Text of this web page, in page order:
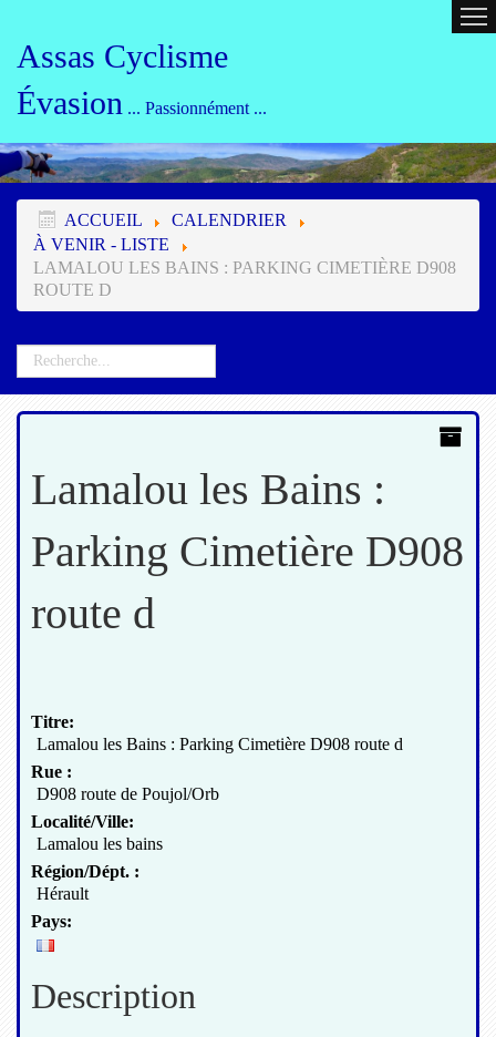
Assas Cyclisme
Évasion ... Passionnément ...
ACCUEIL
CALENDRIER
À VENIR - LISTE
LAMALOU LES BAINS : PARKING CIMETIÈRE D908
ROUTE D
Lamalou les Bains :
Parking Cimetière D908
route d
Titre:
Lamalou les Bains : Parking Cimetière D908 route d
Rue :
D908 route de Poujol/Orb
Localité/Ville:
Lamalou les bains
Région/Dépt. :
Hérault
Pays:
Description